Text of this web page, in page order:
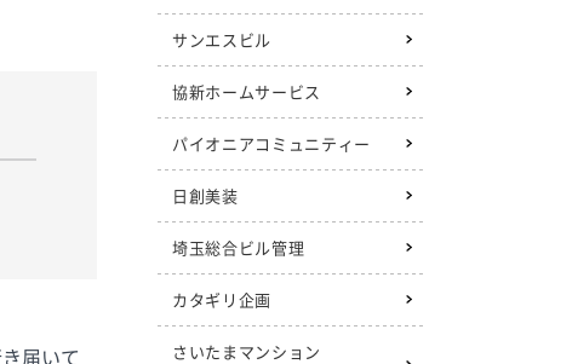
届いて
サンエスビル
協新ホームサービス
パイオニアコミュニティー
日創美装
埼玉総合ビル管理
カタギリ企画
さいたまマンション